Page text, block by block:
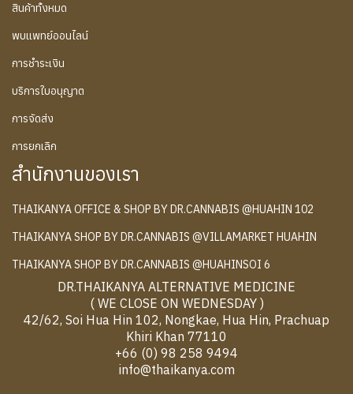
สินค้าทั้งหมด
พบแพทย์ออนไลน์
การชำระเงิน
บริการใบอนุญาต
การจัดส่ง
การยกเลิก
สำนักงานของเรา
THAIKANYA OFFICE & SHOP BY DR.CANNABIS @HUAHIN 102
THAIKANYA SHOP BY DR.CANNABIS @VILLAMARKET HUAHIN
THAIKANYA SHOP BY DR.CANNABIS @HUAHINSOI 6
DR.THAIKANYA ALTERNATIVE MEDICINE
( WE CLOSE ON WEDNESDAY )
42/62, Soi Hua Hin 102, Nongkae, Hua Hin, Prachuap
Khiri Khan 77110
+66 (0) 98 258 9494
info@thaikanya.com